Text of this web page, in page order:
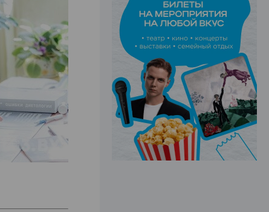
ЭФФЕКТИВНАЯ РЕКЛАМА НА САЙТЕ